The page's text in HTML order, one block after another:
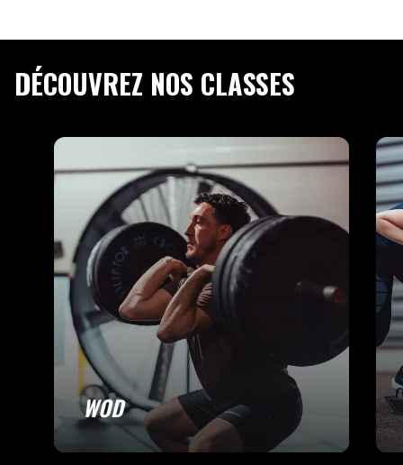
DÉCOUVREZ NOS CLASSES
WOD